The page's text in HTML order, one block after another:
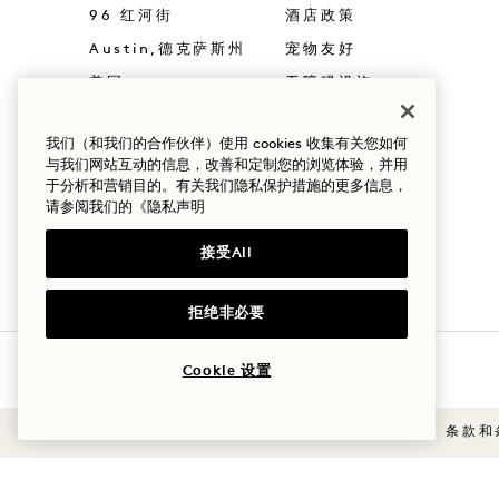
96 红河街
Austin , 德克萨斯州
美国
+1 737 415 9800
预订：
+1 833 770 7111
Austin
酒店政策
宠物友好
无障碍设施
常见问题
条款和
我们（和我们的合作伙伴）使用 cookies 收集有关您如何
与我们网站互动的信息，改善和定制您的浏览体验，并用
于分析和营销目的。有关我们隐私保护措施的更多信息，
请参阅我们的
《隐私声明
接受All
拒绝非必要
Cookie 设置